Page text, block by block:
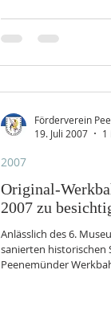
unseres Vereins, die
Original-
2007 zu
Anlässlich des 6.
sanierten historischen
Peenemünder
2007
Förderverein
19. Juli 2007
1